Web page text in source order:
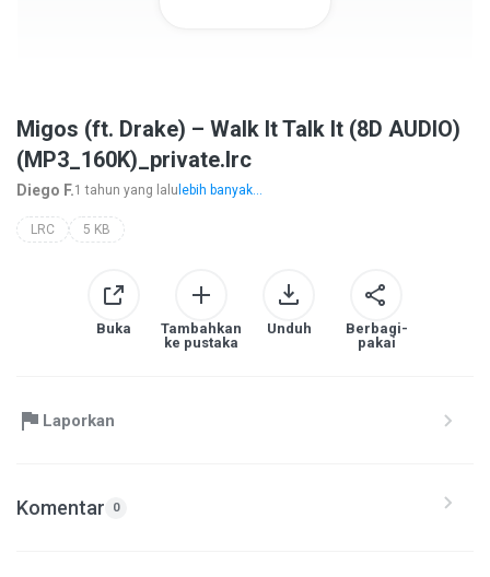
Migos (ft. Drake) – Walk It Talk It (8D AUDIO)
(MP3_160K)_private.lrc
Diego F.1 tahun yang lalu lebih banyak...
LRC 5 KB
Buka
Tambahkan
ke pustaka
Unduh
Berbagi-
pakai
Laporkan
Komentar 0